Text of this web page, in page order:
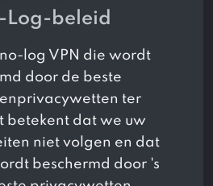
Log-beleid
log VPN die wordt
door de beste
ter
betekent dat we uw
niet volgen en dat
beschermd door 's